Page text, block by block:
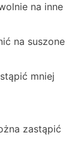
na inne
na suszone
mniej
zastąpić